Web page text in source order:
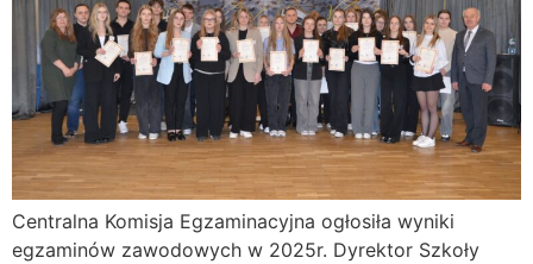
Centralna Komisja Egzaminacyjna ogłosiła wyniki
egzaminów zawodowych w 2025r. Dyrektor Szkoły